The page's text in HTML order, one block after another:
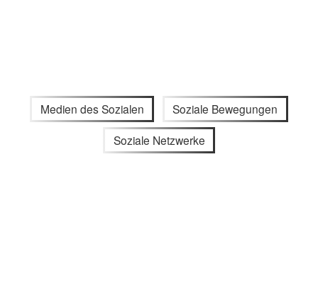
Medien des Sozialen Soziale Bewegungen
Soziale Netzwerke